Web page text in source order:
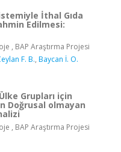
İthal Gıda
Edilmesi:
, BAP Araştırma Projesi
F. B., Baycan İ. O.
Grupları için
Doğrusal olmayan
, BAP Araştırma Projesi